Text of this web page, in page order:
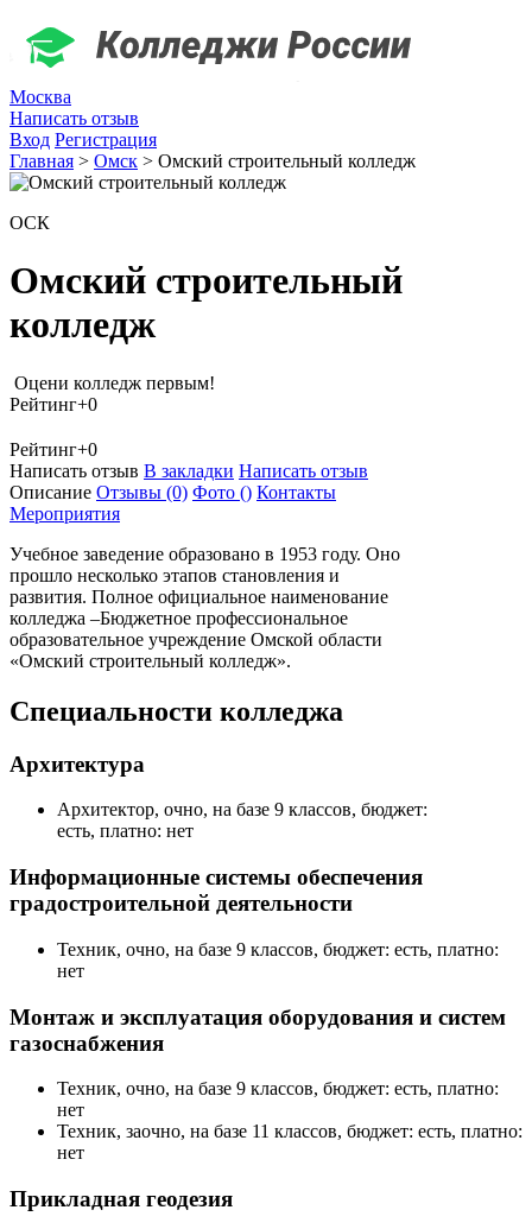
Москва
Написать отзыв
Вход Регистрация
Главная > Омск > Омский строительный колледж
ОСК
Омский строительный
колледж
Оцени колледж первым!
Рейтинг+0
Рейтинг+0
Написать отзыв В закладки Написать отзыв
Описание Отзывы (0) Фото () Контакты
Мероприятия
Учебное заведение образовано в 1953 году. Оно
прошло несколько этапов становления и
развития. Полное официальное наименование
колледжа –Бюджетное профессиональное
образовательное учреждение Омской области
«Омский строительный колледж».
Специальности колледжа
Архитектура
Архитектор, очно, на базе 9 классов, бюджет:
есть, платно: нет
Информационные системы обеспечения
градостроительной деятельности
Техник, очно, на базе 9 классов, бюджет: есть, платно:
нет
Монтаж и эксплуатация оборудования и систем
газоснабжения
Техник, очно, на базе 9 классов, бюджет: есть, платно:
нет
Техник, заочно, на базе 11 классов, бюджет: есть, платно:
нет
Прикладная геодезия